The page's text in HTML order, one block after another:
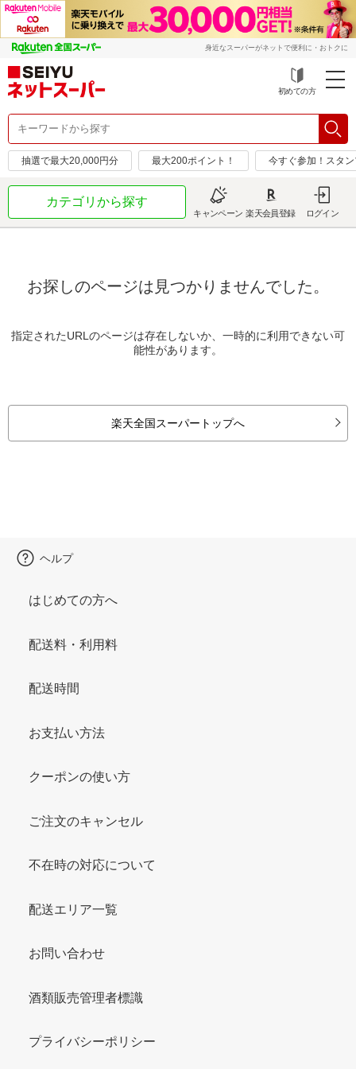
身近なスーパーがネットで便利に・おトクに
初めての方
抽選で最大20,000円分 最大200ポイント！ 今すぐ参加！スタ
カテゴリから探す
キャンペーン 楽天会員登録 ログイン
お探しのページは見つかりませんでした。
指定されたURLのページは存在しないか、一時的に利用できない可
能性があります。
楽天全国スーパートップへ
ヘルプ
はじめての方へ
配送料・利用料
配送時間
お支払い方法
クーポンの使い方
ご注文のキャンセル
不在時の対応について
配送エリア一覧
お問い合わせ
酒類販売管理者標識
プライバシーポリシー